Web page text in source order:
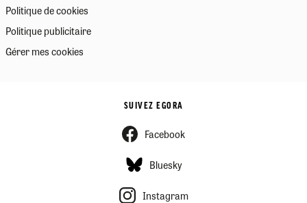
Politique de cookies
Politique publicitaire
Gérer mes cookies
SUIVEZ EGORA
Facebook
Bluesky
Instagram